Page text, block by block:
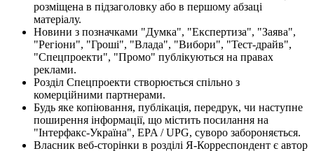
розміщена в підзаголовку або в першому абзаці
матеріалу.
Новини з позначками "Думка", "Експертиза", "Заява",
"Регіони", "Гроші", "Влада", "Вибори", "Тест-драйв",
"Спецпроекти", "Промо" публікуються на правах
реклами.
Розділ Спецпроекти створюється спільно з
комерційними партнерами.
Будь яке копіювання, публікація, передрук, чи наступне
поширення інформації, що містить посилання на
"Інтерфакс-Україна", EPA / UPG, суворо забороняється.
Власник веб-сторінки в розділі Я-Корреспондент є автор